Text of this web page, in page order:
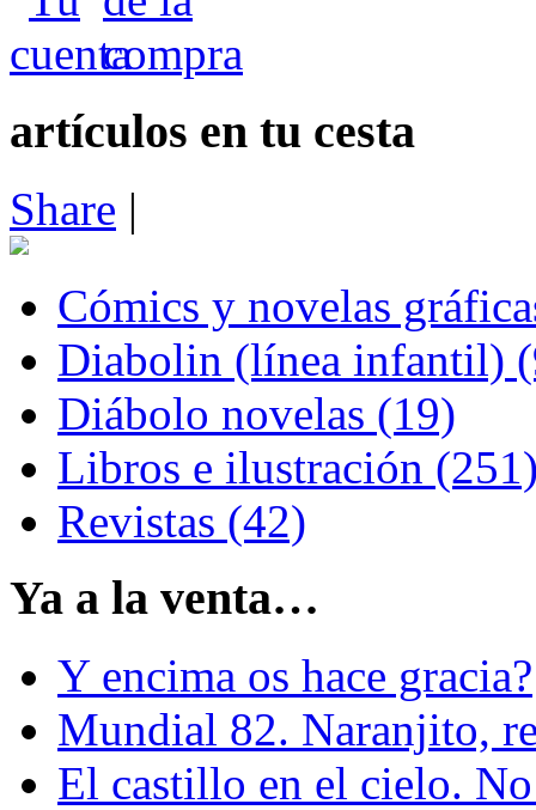
artículos en tu cesta
Share |
Cómics y novelas
Diabolin (línea infantil)
Diábolo novelas (19)
Libros e ilustración
Revistas (42)
Ya a la venta…
Y encima os hace gracia?
Mundial 82. Naranjito,
El castillo en el cielo.